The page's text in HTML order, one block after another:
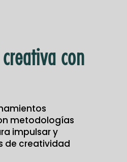
con
metodologías
impulsar y
de creatividad